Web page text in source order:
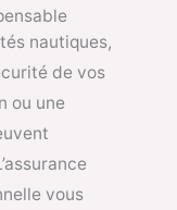
nautiques,
de vos
ou une
vous